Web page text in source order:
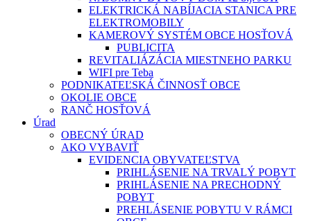
ELEKTRICKÁ NABÍJACIA STANICA PRE
ELEKTROMOBILY
KAMEROVÝ SYSTÉM OBCE HOSŤOVÁ
PUBLICITA
REVITALIÁZÁCIA MIESTNEHO PARKU
WIFI pre Teba
PODNIKATEĽSKÁ ČINNOSŤ OBCE
OKOLIE OBCE
RANČ HOSŤOVÁ
Úrad
OBECNÝ ÚRAD
AKO VYBAVIŤ
EVIDENCIA OBYVATEĽSTVA
PRIHLÁSENIE NA TRVALÝ POBYT
PRIHLÁSENIE NA PRECHODNÝ
POBYT
PREHLÁSENIE POBYTU V RÁMCI